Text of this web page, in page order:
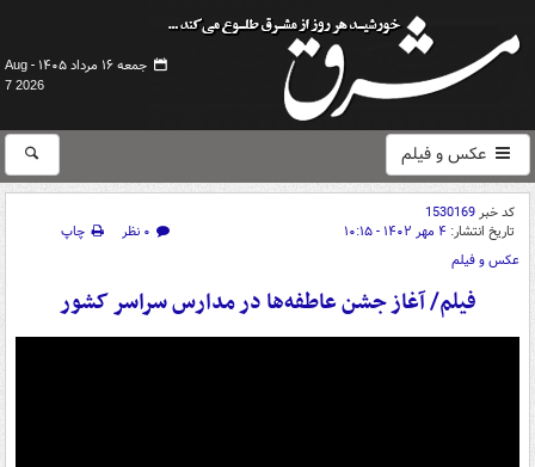
جمعه ۱۶ مرداد ۱۴۰۵ -
Aug
7 2026
عکس و فیلم
کد خبر1530169
تاریخ انتشار: ۴ مهر ۱۴۰۲ - ۱۰:۱۵ ۰ نظر
چاپ
عکس و فیلم
فیلم/ آغاز جشن عاطفه‌ها در مدارس سراسر کشور